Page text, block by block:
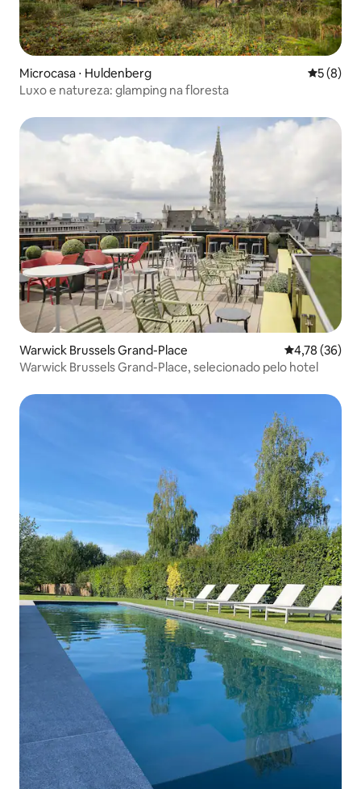
Microcasa ⋅ Huldenberg 5 de
5 (8)
Luxo e natureza: glamping na floresta
Warwick Brussels Grand-Place 4,78 de uma
4,78 (36)
Warwick Brussels Grand-Place, selecionado pelo hotel